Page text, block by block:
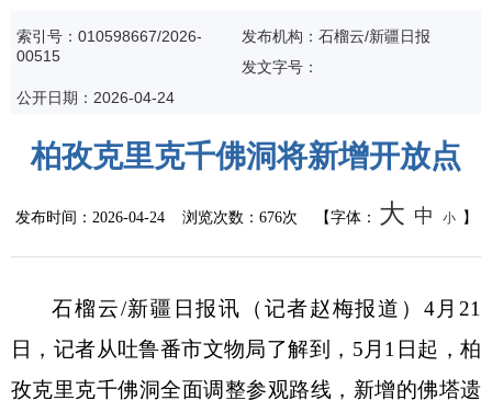
生产安全
价格和收费
自然资源
市场监管
索引号：010598667/2026-
00515
发布机构：石榴云/新疆日报
发文字号：
公开日期：2026-04-24
柏孜克里克千佛洞将新增开放点
发布时间： 2026-04-24浏览次数： 676次 【字体： 大 中 小 】
石榴云/新疆日报讯（记者赵梅报道）4月21
日，记者从吐鲁番市文物局了解到，5月1日起，柏
孜克里克千佛洞全面调整参观路线，新增的佛塔遗